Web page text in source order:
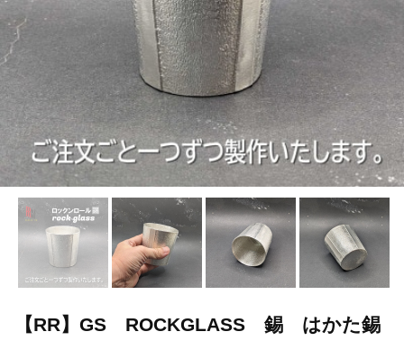
【RR】GS ROCKGLASS 錫 はかた錫